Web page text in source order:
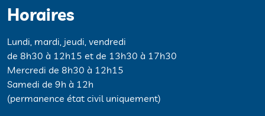
Horaires
Lundi, mardi, jeudi, vendredi
de 8h30 à 12h15 et de 13h30 à 17h30
Mercredi de 8h30 à 12h15
Samedi de 9h à 12h
(permanence état civil uniquement)